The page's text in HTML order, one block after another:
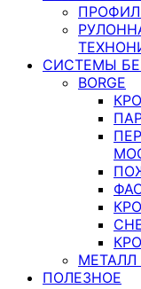
СИСТЕМЫ
BORGE
ПОЛЕЗНОЕ